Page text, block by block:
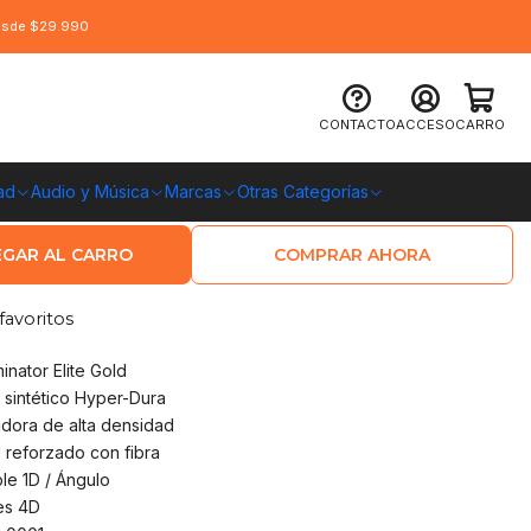
CONTACTOACCESOCARRO
Audio y Música Marcas Otras Categorías
$29.990
Terminator Elite Gold, Brazos 4D,
CHILE
AL CARRO COMPRAR AHORA
Elite Gold
Hyper-Dura
de alta densidad
reforzado con fibra
1D / Ángulo
4D